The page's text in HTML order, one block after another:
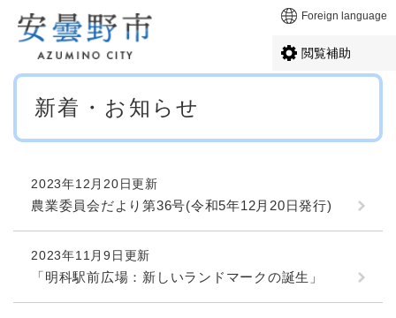
メニューを飛ばして本文へ Foreign language
閲覧補助
本
新着・お知らせ
2023年12月20日更新
農業委員会だより第36号(令和5年12月20日発行)
2023年11月9日更新
「明科駅前広場：新しいランドマークの誕生」